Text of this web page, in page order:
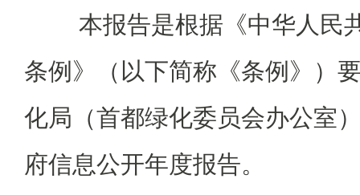
本报告是根据《中华人民
条例》（以下简称《条例》）
化局（首都绿化委员会办公室
府信息公开年度报告。